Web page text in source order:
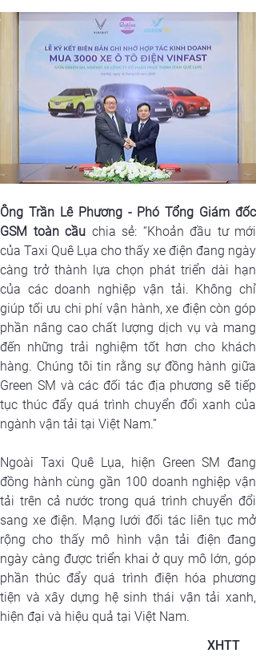
Ông Trần Lê Phương - Phó Tổng Giám đốc
GSM toàn cầu chia sẻ: “Khoản đầu tư mới
của Taxi Quê Lụa cho thấy xe điện đang ngày
càng trở thành lựa chọn phát triển dài hạn
của các doanh nghiệp vận tải. Không chỉ
giúp tối ưu chi phí vận hành, xe điện còn góp
phần nâng cao chất lượng dịch vụ và mang
đến những trải nghiệm tốt hơn cho khách
hàng. Chúng tôi tin rằng sự đồng hành giữa
Green SM và các đối tác địa phương sẽ tiếp
tục thúc đẩy quá trình chuyển đổi xanh của
ngành vận tải tại Việt Nam.”
Ngoài Taxi Quê Lụa, hiện Green SM đang
đồng hành cùng gần 100 doanh nghiệp vận
tải trên cả nước trong quá trình chuyển đổi
sang xe điện. Mạng lưới đối tác liên tục mở
rộng cho thấy mô hình vận tải điện đang
ngày càng được triển khai ở quy mô lớn, góp
phần thúc đẩy quá trình điện hóa phương
tiện và xây dựng hệ sinh thái vận tải xanh,
hiện đại và hiệu quả tại Việt Nam.
XHTT